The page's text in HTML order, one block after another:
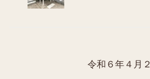
令和６年４月